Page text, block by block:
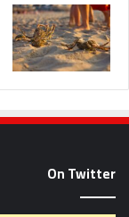
On Twitter